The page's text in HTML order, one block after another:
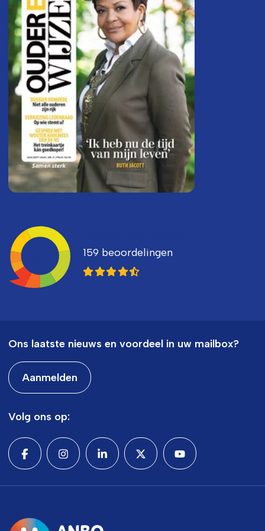
159 beoordelingen
Ons laatste nieuws en voordeel in uw mailbox?
Aanmelden
Volg ons op: